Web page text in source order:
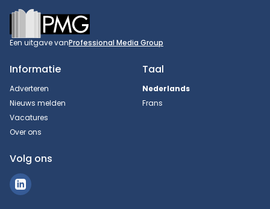
Footer
Een uitgave vanProfessional Media Group
Informatie
Adverteren
Nieuws melden
Vacatures
Over ons
Taal
Nederlands
Frans
Volg ons